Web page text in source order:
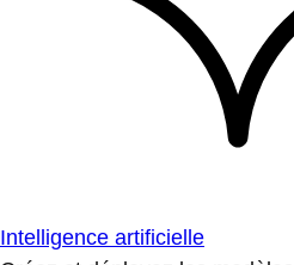
Intelligence artificielle